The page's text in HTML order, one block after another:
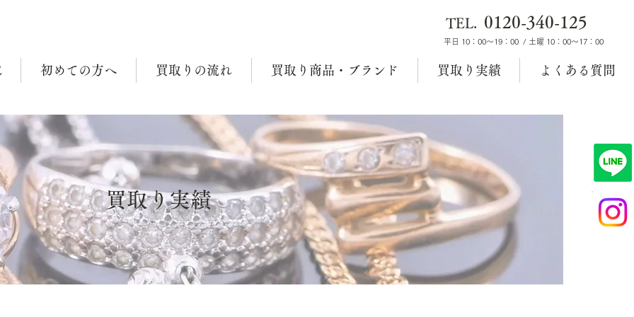
TEL. 0120-340-125
平日 10：00～19：00 / 土曜 10：00～17：00
初めての方へ 買取りの流れ 買取り商品・ブランド 買取り実績 よくある質問
買取り実績